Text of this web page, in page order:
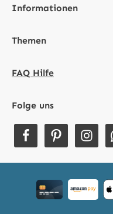
Informationen
Themen
FAQ Hilfe
Folge uns